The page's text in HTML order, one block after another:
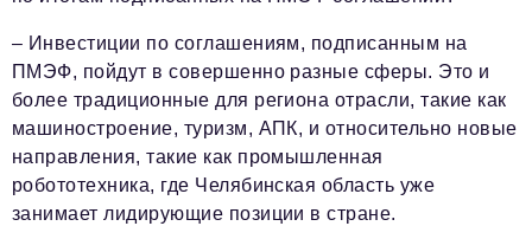
– Инвестиции по соглашениям, подписанным на
ПМЭФ, пойдут в совершенно разные сферы. Это и
более традиционные для региона отрасли, такие как
машиностроение, туризм, АПК, и относительно новые
направления, такие как промышленная
робототехника, где Челябинская область уже
занимает лидирующие позиции в стране.